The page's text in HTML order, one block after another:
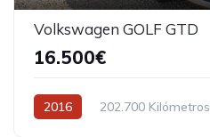
Volkswagen GOLF GTD
16.500€
2016 202.700 Kilómetros